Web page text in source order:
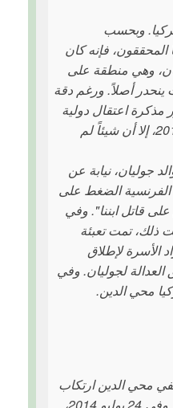
وبحسب
المحققون، فإنه كان
وهي منطقة على
ينحدر أصلاً. ورغم دقة
اعتقال دولية
في 9 سبتمبر/أيلول 2014، إلا أن شيئاً لم
جوليان، نيابة عن
الضغط على
قاتل ابننا". وفي
ذلك، تمت تعبئة
الأسرة لإطلاق
لجوليان. وفي
محي الدين ارتكاب
جريمة بسبب الشرف. وفي 24 يوليو 2014،